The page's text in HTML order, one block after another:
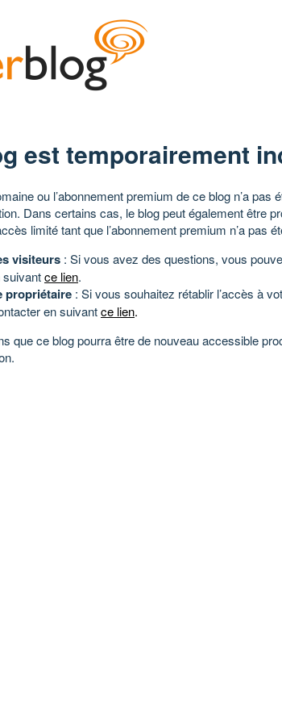
est temporairement
ou l’abonnement premium de ce blog n’a pas
Dans certains cas, le blog peut également être
limité tant que l’abonnement premium n’a pas
visiteurs : Si vous avez des questions, vous
suivantce lien.
propriétaire : Si vous souhaitez rétablir l’accès à
en suivantce lien.
que ce blog pourra être de nouveau accessible